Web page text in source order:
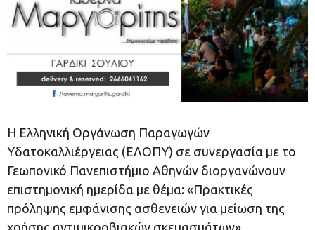
Η Ελληνική Οργάνωση Παραγωγών
Υδατοκαλλιέργειας (ΕΛΟΠΥ) σε συνεργασία με το
Γεωπονικό Πανεπιστήμιο Αθηνών διοργανώνουν
επιστημονική ημερίδα με θέμα: «Πρακτικές
πρόληψης εμφάνισης ασθενειών για μείωση της
χρήσης αντιμικροβιακών σκευασμάτων».